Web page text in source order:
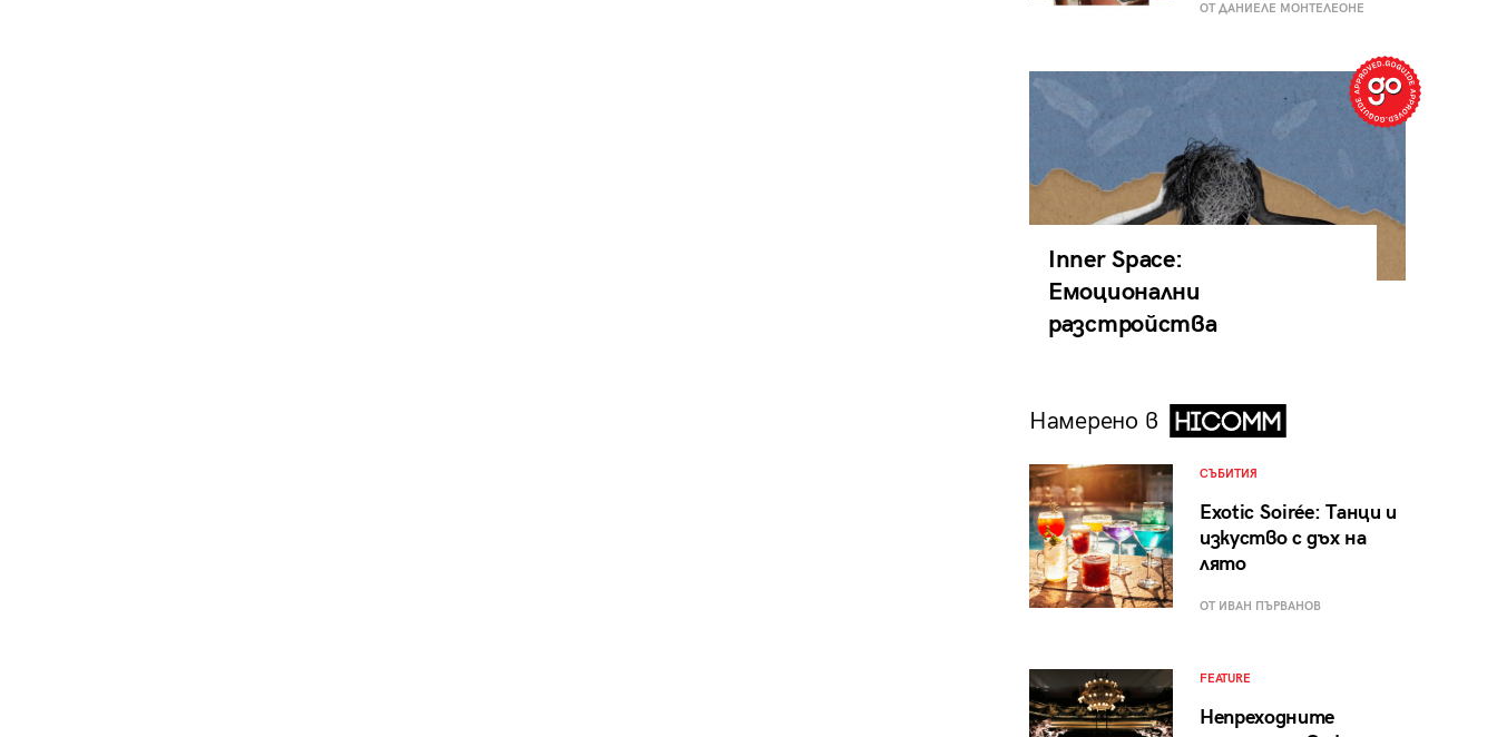
ОТ ДАНИЕЛЕ МОНТЕЛЕОНЕ
Inner Space:
Емоционални
разстройства
Намерено в
СЪБИТИЯ
Exotic Soirée: Танци и
изкуство с дъх на
лято
ОТ ИВАН ПЪРВАНОВ
FEATURE
Непреходните